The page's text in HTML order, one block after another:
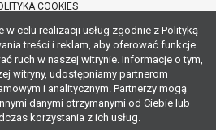
COOKIES
WIEDZIEĆ
O ZNIŻKACH
DOJECHAĆ
celu realizacji usług zgodnie z Polityką
treści i reklam, aby oferować funkcje
ruch w naszej witrynie. Informacje o tym,
witryny, udostępniamy partnerom
i analitycznym. Partnerzy mogą
danymi otrzymanymi od Ciebie lub
korzystania z ich usług.